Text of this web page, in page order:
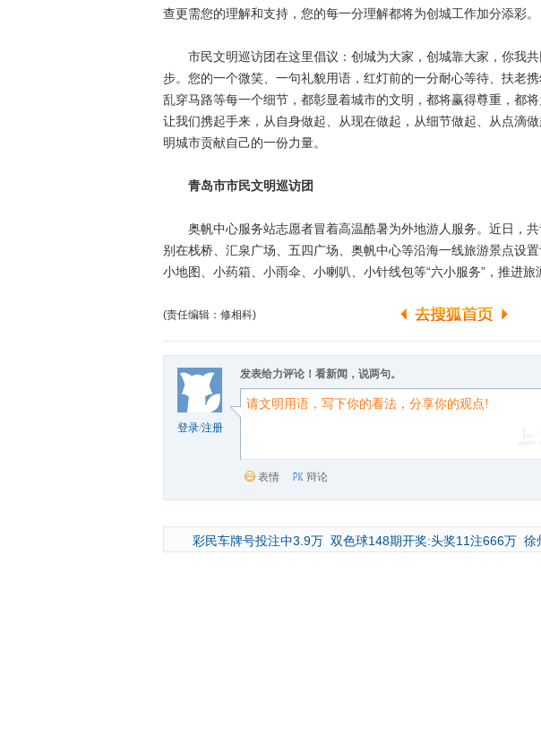
查更需您的理解和支持，您的每一分理解都将为创城工作加分添彩。
市民文明巡访团在这里倡议：创城为大家，创城靠大家，你我共
步。您的一个微笑、一句礼貌用语，红灯前的一分耐心等待、扶老
乱穿马路等每一个细节，都彰显着城市的文明，都将赢得尊重，都
让我们携起手来，从自身做起、从现在做起，从细节做起、从点滴
明城市贡献自己的一份力量。
青岛市市民文明巡访团
奥帆中心服务站志愿者冒着高温酷暑为外地游人服务。近日，共
别在栈桥、汇泉广场、五四广场、奥帆中心等沿海一线旅游景点设
小地图、小药箱、小雨伞、小喇叭、小针线包等“六小服务”，推进
(责任编辑：修相科)
登录/注册
发表给力评论！看新闻，说两句。
表情 辩论
彩民车牌号投注中3.9万 双色球148期开奖:头奖11注666万 徐